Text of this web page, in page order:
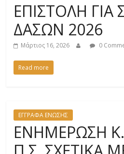
ΕΠΙΣΤΟΛΗ ΓΙΑ
ΔΑΣΩΝ 2026
Μάρτιος 16, 2026 0
Read more
ΕΓΓΡΑΦΑ ΕΝΩΣΗΣ
ΕΝΗΜΕΡΩΣΗ